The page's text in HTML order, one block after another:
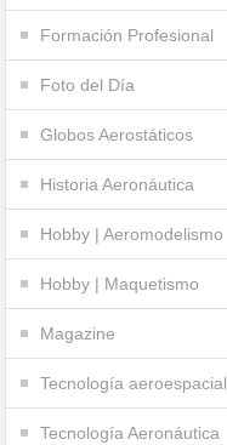
Formación Profesional
Foto del Día
Globos Aerostáticos
Historia Aeronáutica
Hobby | Aeromodelismo
Hobby | Maquetismo
Magazine
Tecnología aeroespacial
Tecnología Aeronáutica